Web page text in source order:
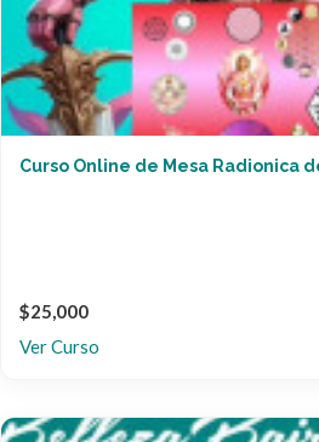
Curso Online de Mesa Radionica
$25,000
Ver Curso